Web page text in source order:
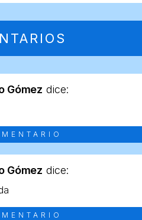
Gómez dice:
Gómez dice: